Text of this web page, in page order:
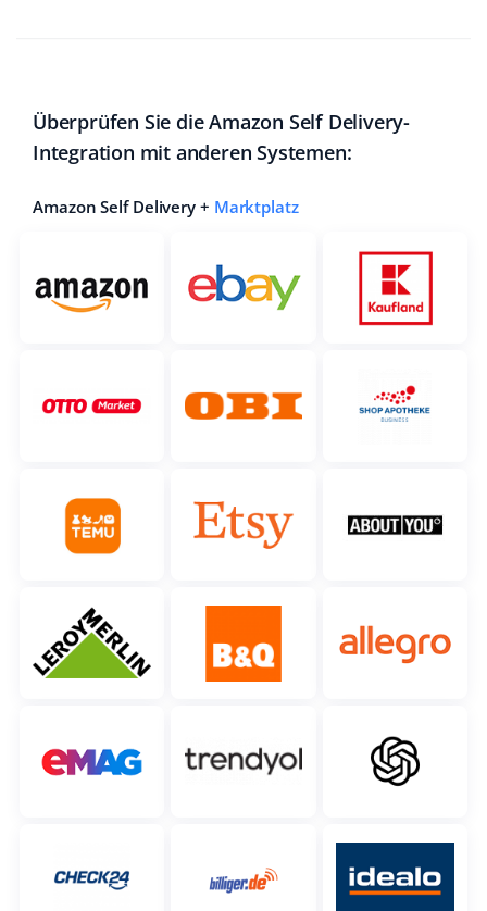
Überprüfen Sie die Amazon Self Delivery-
Integration mit anderen Systemen:
Amazon Self Delivery + Marktplatz